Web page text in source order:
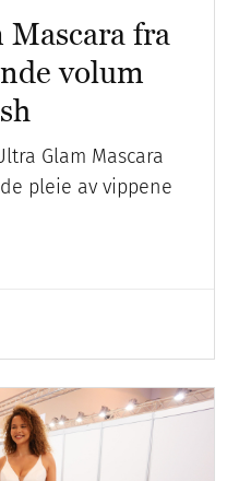
fra
volum
Glam Mascara
pleie av vippene